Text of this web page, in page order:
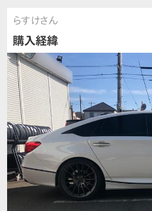
らすけさん
購入経緯